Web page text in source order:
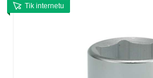
Tik internetu